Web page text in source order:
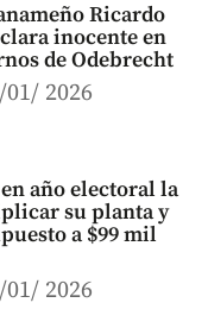
Ricardo
inocente en
de Odebrecht
01/ 2026
año electoral la
su planta y
a $99 mil
01/ 2026